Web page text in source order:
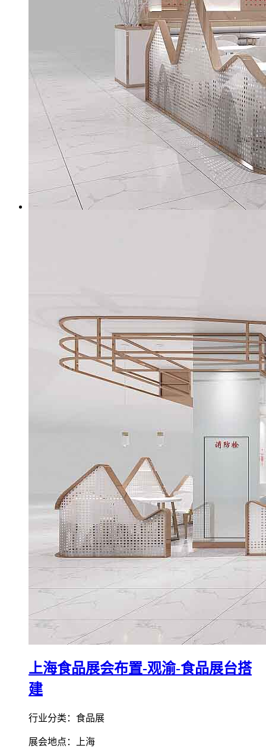
上海食品展会布置-观渝-食品展台搭
建
行业分类：食品展
展会地点：上海